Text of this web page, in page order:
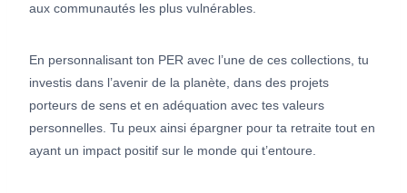
aux communautés les plus vulnérables.
En personnalisant ton PER avec l’une de ces collections, tu
investis dans l’avenir de la planète, dans des projets
porteurs de sens et en adéquation avec tes valeurs
personnelles. Tu peux ainsi épargner pour ta retraite tout en
ayant un impact positif sur le monde qui t’entoure.